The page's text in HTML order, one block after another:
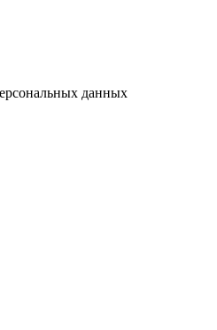
данных